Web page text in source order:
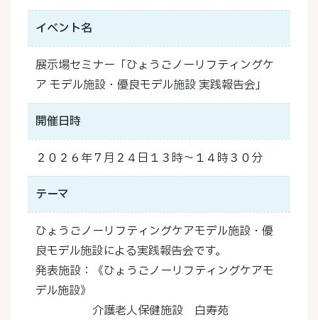
イベント名
展示場セミナー「ひょうごノーリフティングケ
ア モデル施設・優良モデル施設 実践報告会」
開催日時
２０２６年７月２４日１３時～１４時３０分
テーマ
ひょうごノーリフティングケアモデル施設・優
良モデル施設による実践報告会です。
発表施設：《ひょうごノーリフティングケアモ
デル施設》
介護老人保健施設 白寿苑